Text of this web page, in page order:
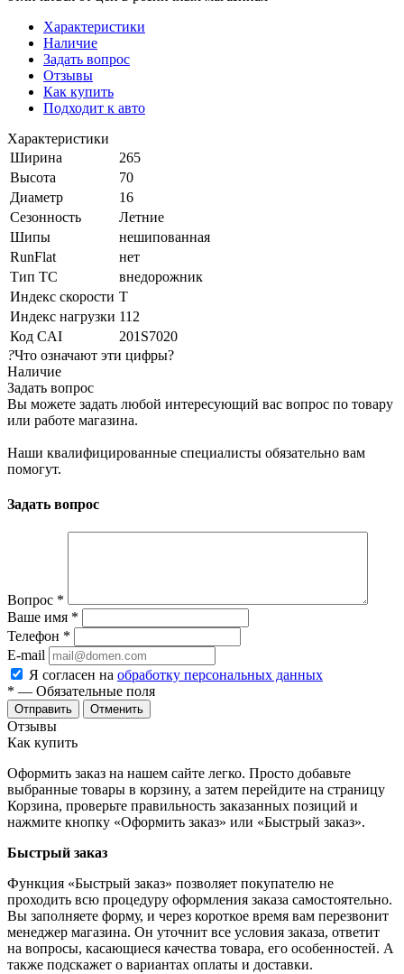
Характеристики
Наличие
Задать вопрос
Отзывы
Как купить
Подходит к авто
Характеристики
Ширина
265
Высота
70
Диаметр
16
Сезонность
Летние
Шипы
нешипованная
RunFlat
нет
Тип ТС
внедорожник
Индекс скорости T
Индекс нагрузки 112
Код CAI
201S7020
?Что означают эти цифры?
Наличие
Задать вопрос
Вы можете задать любой интересующий вас вопрос по товару
или работе магазина.
Наши квалифицированные специалисты обязательно вам
помогут.
Задать вопрос
Вопрос *
Ваше имя *
Телефон *
E-mail
Я согласен на обработку персональных данных
* — Обязательные поля
Отменить
Отзывы
Как купить
Оформить заказ на нашем сайте легко. Просто добавьте
выбранные товары в корзину, а затем перейдите на страницу
Корзина, проверьте правильность заказанных позиций и
нажмите кнопку «Оформить заказ» или «Быстрый заказ».
Быстрый заказ
Функция «Быстрый заказ» позволяет покупателю не
проходить всю процедуру оформления заказа самостоятельно.
Вы заполняете форму, и через короткое время вам перезвонит
менеджер магазина. Он уточнит все условия заказа, ответит
на вопросы, касающиеся качества товара, его особенностей. А
также подскажет о вариантах оплаты и доставки.